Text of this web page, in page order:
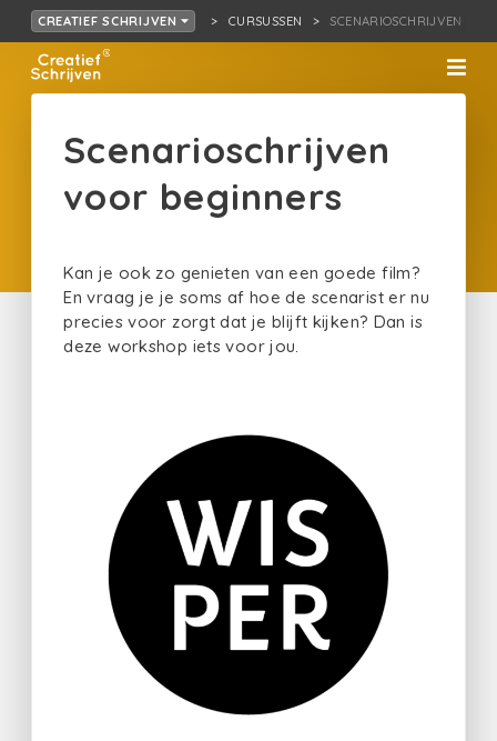
CREATIEF SCHRIJVEN CURSUSSEN SCENARIOSCHRIJVEN
Scenarioschrijven
voor beginners
Kan je ook zo genieten van een goede film?
En vraag je je soms af hoe de scenarist er nu
precies voor zorgt dat je blijft kijken? Dan is
deze workshop iets voor jou.